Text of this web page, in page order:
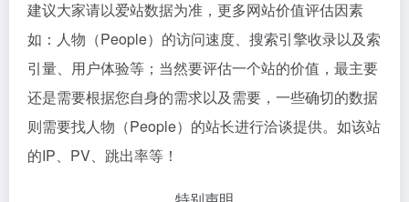
建议大家请以爱站数据为准，更多网站价值评估因素
如：人物（People）的访问速度、搜索引擎收录以及索
引量、用户体验等；当然要评估一个站的价值，最主要
还是需要根据您自身的需求以及需要，一些确切的数据
则需要找人物（People）的站长进行洽谈提供。如该站
的IP、PV、跳出率等！